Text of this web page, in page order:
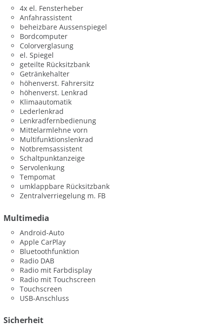
4x el. Fensterheber
Anfahrassistent
beheizbare Aussenspiegel
Bordcomputer
Colorverglasung
el. Spiegel
geteilte Rücksitzbank
Getränkehalter
höhenverst. Fahrersitz
höhenverst. Lenkrad
Klimaautomatik
Lederlenkrad
Lenkradfernbedienung
Mittelarmlehne vorn
Multifunktionslenkrad
Notbremsassistent
Schaltpunktanzeige
Servolenkung
Tempomat
umklappbare Rücksitzbank
Zentralverriegelung m. FB
Multimedia
Android-Auto
Apple CarPlay
Bluetoothfunktion
Radio DAB
Radio mit Farbdisplay
Radio mit Touchscreen
Touchscreen
USB-Anschluss
Sicherheit